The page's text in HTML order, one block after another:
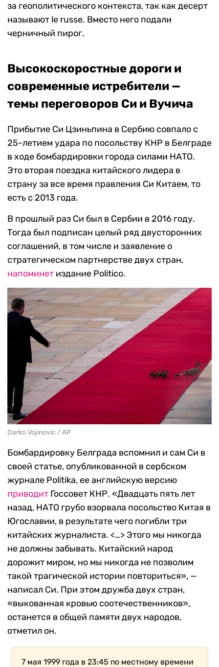
за геополитического контекста, так как десерт
называют le russe. Вместо него подали
черничный пирог.
Высокоскоростные дороги и
современные истребители —
темы переговоров Си и Вучича
Прибытие Си Цзиньпина в Сербию совпало с
25-летием удара по посольству КНР в Белграде
в ходе бомбардировки города силами НАТО.
Это вторая поездка китайского лидера в
страну за все время правления Си Китаем, то
есть с 2013 года.
В прошлый раз Си был в Сербии в 2016 году.
Тогда был подписан целый ряд двусторонних
соглашений, в том числе и заявление о
стратегическом партнерстве двух стран,
напоминет издание Politico.
Darko Vojinovic / AP
Бомбардировку Белграда вспомнил и сам Си в
своей статье, опубликованной в сербском
журнале Politika, ее английскую версию
приводит Госсовет КНР. «Двадцать пять лет
назад, НАТО грубо взорвала посольство Китая в
Югославии, в результате чего погибли три
китайских журналиста. <…> Этого мы никогда
не должны забывать. Китайский народ
дорожит миром, но мы никогда не позволим
такой трагической истории повториться», —
написал Си. При этом дружба двух стран,
«выкованная кровью соотечественников»,
останется в общей памяти двух народов,
отметил он.
7 мая 1999 года в 23:45 по местному времени